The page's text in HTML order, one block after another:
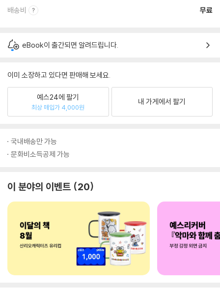
배송비 무료
eBook이 출간되면 알려드립니다.
이미 소장하고 있다면 판매해 보세요.
예스24에 팔기
최상 매입가 4,000원
내 가게에서 팔기
국내배송만 가능
문화비소득공제 가능
이 분야의 이벤트 20